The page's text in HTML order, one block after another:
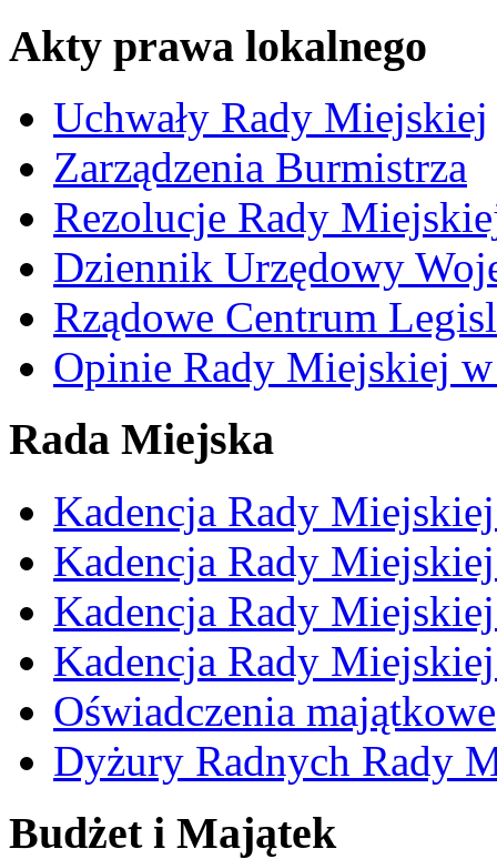
Akty prawa lokalnego
Uchwały Rady Miejskiej
Zarządzenia Burmistrza
Rezolucje Rady
Dziennik Urzędowy
Rządowe Centrum
Opinie Rady Miejskiej w
Rada Miejska
Kadencja Rady
Kadencja Rady
Kadencja Rady
Kadencja Rady
Oświadczenia majątkowe
Dyżury Radnych Rady
Budżet i Majątek